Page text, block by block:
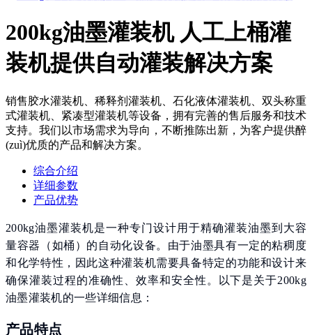
200kg油墨灌装机 人工上桶灌
装机提供自动灌装解决方案
销售胶水灌装机、稀释剂灌装机、石化液体灌装机、双头称重
式灌装机、紧凑型灌装机等设备，拥有完善的售后服务和技术
支持。我们以市场需求为导向，不断推陈出新，为客户提供醉
(zuì)优质的产品和解决方案。
综合介绍
详细参数
产品优势
200kg油墨灌装机是一种专门设计用于精确灌装油墨到大容
量容器（如桶）的自动化设备。由于油墨具有一定的粘稠度
和化学特性，因此这种灌装机需要具备特定的功能和设计来
确保灌装过程的准确性、效率和安全性。以下是关于200kg
油墨灌装机的一些详细信息：
产品特点